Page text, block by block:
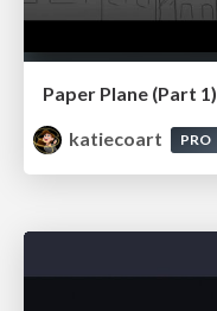
Paper Plane (Part 1)
katiecoart
PRO